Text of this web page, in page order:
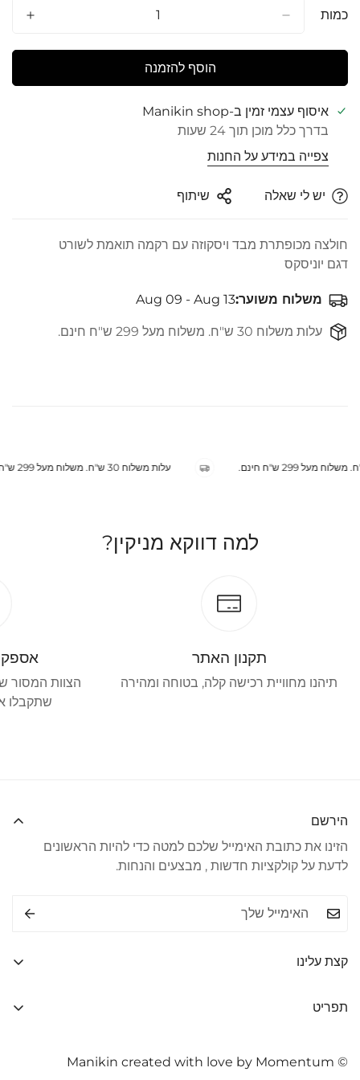
או
זמינה
או
זמינה
זמינה
כמות
הוסף להזמנה
איסוף עצמי זמין ב-Manikin shop
בדרך כלל מוכן תוך 24 שעות
צפייה במידע על החנות
יש לי שאלה שיתוף
חולצה מכופתרת מבד ויסקוזה עם רקמה תואמת לשורט
דגם יוניסקס
משלוח משוער:Aug 09 - Aug 13
עלות משלוח 30 ש"ח. משלוח מעל 299 ש"ח חינם.
עלות משלוח 30 ש"ח. משלוח מעל 299 ש"ח חינם.
למה דווקא מניקין?
תקנון האתר
תיהנו מחוויית רכישה קלה, בטוחה ומהירה
הצוות המסור
שתקבלו
קצת עלינו
מספר: 516175965
תפריט
בגדים
הירשם
הזינו את כתובת האימייל שלכם למטה כדי להיות הראשונים
לדעת על קולקציות חדשות , מבצעים והנחות.
© Manikin created with love by Momentum